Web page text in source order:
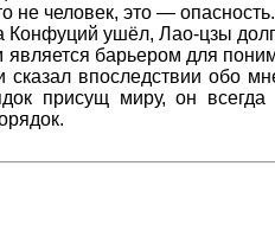
не человек, это — опасность.
Конфуций ушёл, Лао-цзы
барьером для
сказал впоследствии обо
присущ миру, он всегда